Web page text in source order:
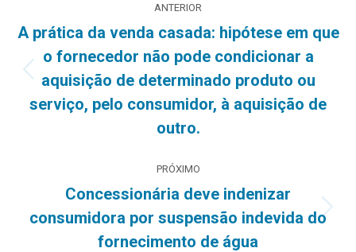
de
post:
ANTERIOR
Post
anterior:
A prática da venda casada: hipótese em que
o fornecedor não pode condicionar a
aquisição de determinado produto ou
serviço, pelo consumidor, à aquisição de
outro.
PRÓXIMO
Próximo
post:
Concessionária deve indenizar
consumidora por suspensão indevida do
fornecimento de água